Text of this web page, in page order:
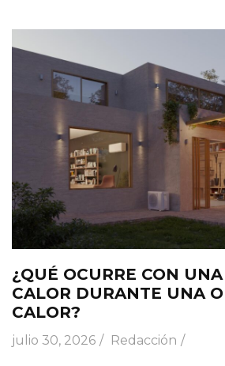
¿QUÉ OCURRE CON
CALOR DURANTE UNA
CALOR?
julio 30, 2026 Redacción